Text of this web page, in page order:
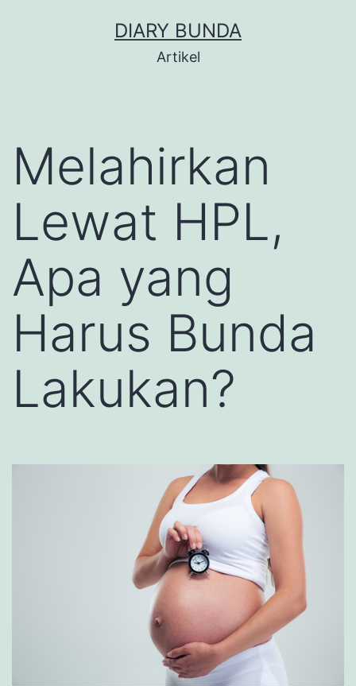
DIARY BUNDA
Artikel
Melahirkan
Lewat HPL,
Apa yang
Harus Bunda
Lakukan?